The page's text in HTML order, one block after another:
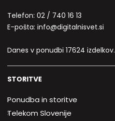
Telefon: 02 / 740 16 13
E-pošta: info@digitalnisvet.si
Danes v ponudbi 17624 izdelkov.
STORITVE
Ponudba in storitve
Telekom Slovenije